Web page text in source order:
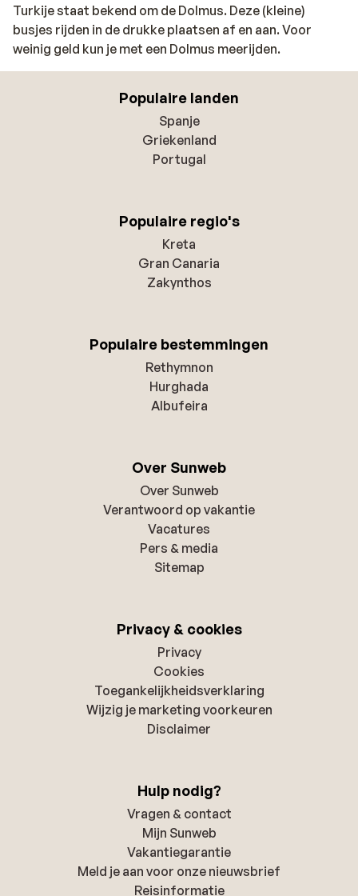
Turkije staat bekend om de Dolmus. Deze (kleine)
busjes rijden in de drukke plaatsen af en aan. Voor
weinig geld kun je met een Dolmus meerijden.
Populaire landen
Spanje
Griekenland
Portugal
Populaire regio's
Kreta
Gran Canaria
Zakynthos
Populaire bestemmingen
Rethymnon
Hurghada
Albufeira
Over Sunweb
Over Sunweb
Verantwoord op vakantie
Vacatures
Pers & media
Sitemap
Privacy & cookies
Privacy
Cookies
Toegankelijkheidsverklaring
Wijzig je marketing voorkeuren
Disclaimer
Hulp nodig?
Vragen & contact
Mijn Sunweb
Vakantiegarantie
Meld je aan voor onze nieuwsbrief
Reisinformatie